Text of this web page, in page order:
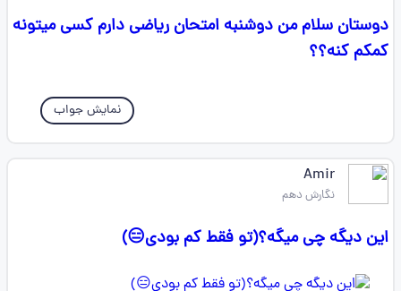
دوستان سلام من دوشنبه امتحان ریاضی دارم کسی میتونه
کمکم کنه؟؟
نمایش جواب
Amir
نگارش دهم
این دیگه چی میگه؟(تو فقط کم بودی😑)